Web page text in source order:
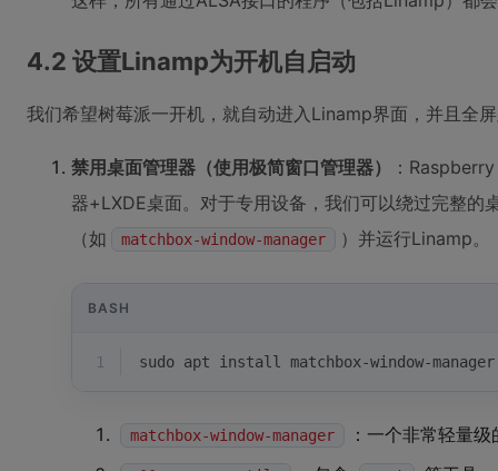
4.2 设置Linamp为开机自启动
我们希望树莓派一开机，就自动进入Linamp界面，并且全
禁用桌面管理器（使用极简窗口管理器）
：
器+LXDE桌面。对于专用设备，我们可以绕过完整的
（如
matchbox-window-manager ）并运行Linamp。
BASH
1 sudo apt install matchbox-window-
matchbox-window-manager ：一个非常轻量